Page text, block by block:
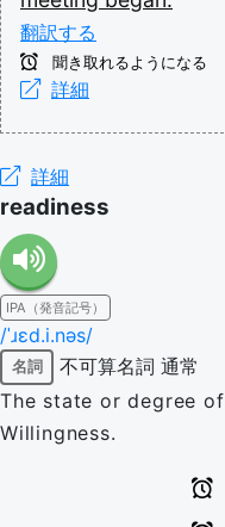
翻訳する
聞き取れるようになる
詳細
詳細
readiness
IPA（発音記号）
/ˈɹɛd.i.nəs/
名詞 不可算名詞 通常
The state or degree
Willingness.